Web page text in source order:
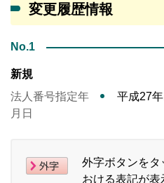
変更履歴情報
No.1
新規
法人番号指定年
月日
平成27
外字ボタンをタ
おける表記が表